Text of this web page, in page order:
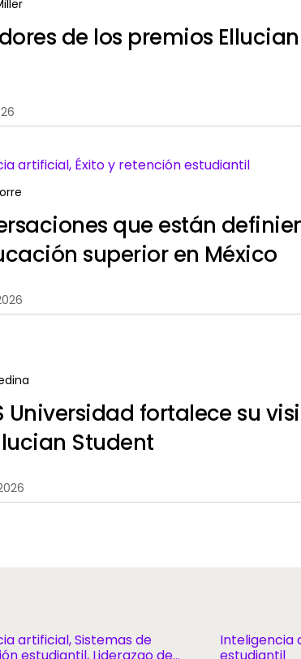
de los premios
artificial, Éxito y retención estudiantil
que están
superior en México
Universidad fortalece su
Student
artificial, Sistemas de
Inteligencia